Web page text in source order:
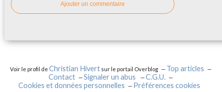
Ajouter un commentaire
Voir le profil deChristian Hivert sur le portail Overblog
Top articles
Contact
Signaler un abus
C.G.U.
Cookies et données personnelles
Préférences cookies